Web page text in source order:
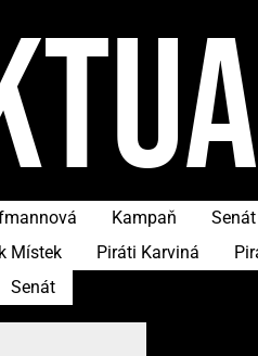
Kampaň Senát
Místek
Piráti Karviná
Senát